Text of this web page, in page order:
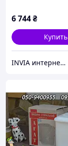
реверс
6 744₴
Купить
INVIA интернет магазин